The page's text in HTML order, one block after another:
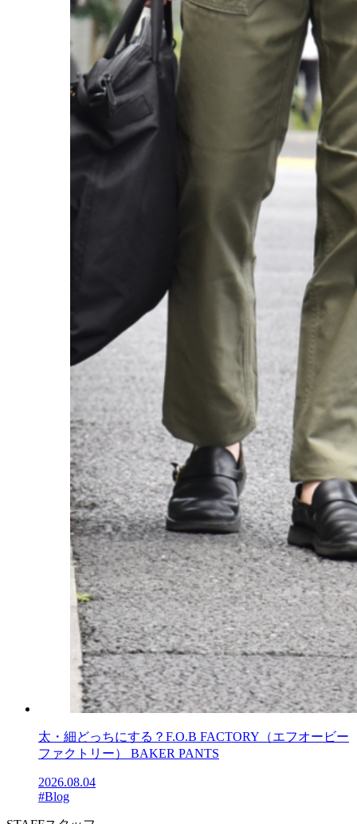
太・細どっちにする？F.O.B FACTORY（エフオービー
ファクトリー） BAKER PANTS
2026.08.04
#Blog